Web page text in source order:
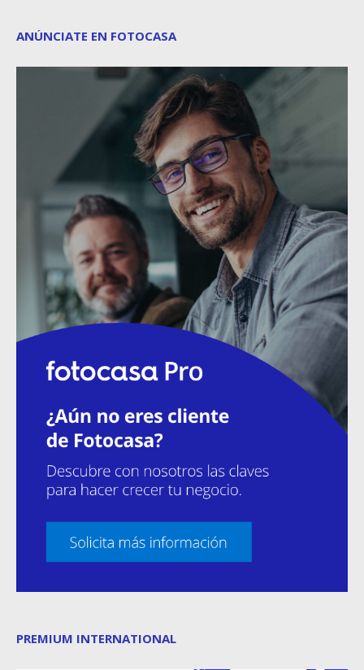
ANÚNCIATE EN FOTOCASA
PREMIUM INTERNATIONAL